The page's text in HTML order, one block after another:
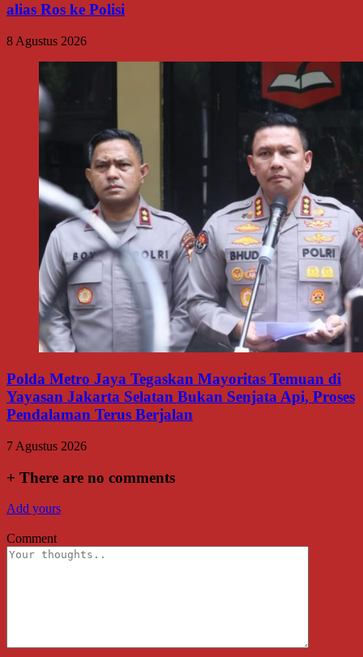
alias Ros ke Polisi
8 Agustus 2026
Polda Metro Jaya Tegaskan Mayoritas Temuan di
Yayasan Jakarta Selatan Bukan Senjata Api, Proses
Pendalaman Terus Berjalan
7 Agustus 2026
+ There are no comments
Add yours
Comment